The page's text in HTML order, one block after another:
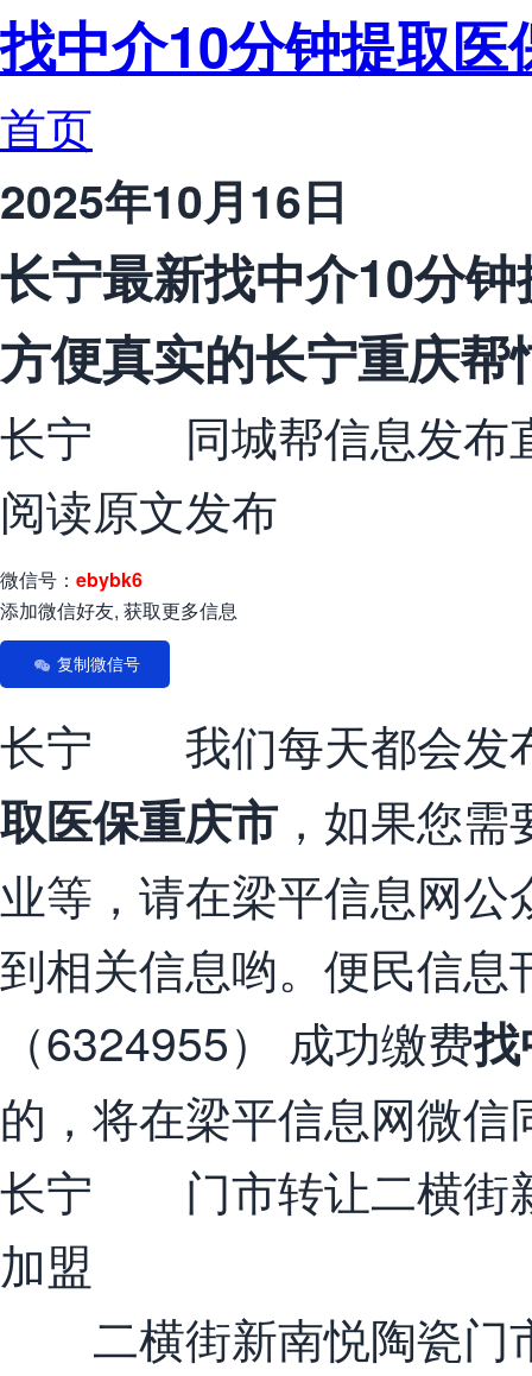
找中介10分钟提取医
首页
2025年10月16日
长宁最新找中介10分
方便真实的长宁重庆
长宁 同城帮信息发布
阅读原文发布
微信号： ebybk6
添加微信好友, 获取更多信息
复制微信号
长宁 我们每天都会发
取医保重庆市 ，如果您
业等，请在梁平信息网
到相关信息哟。便民信
（6324955） 成功缴费
的，将在梁平信息网微
长宁 门市转让二横街
加盟
二横街新南悦陶瓷门